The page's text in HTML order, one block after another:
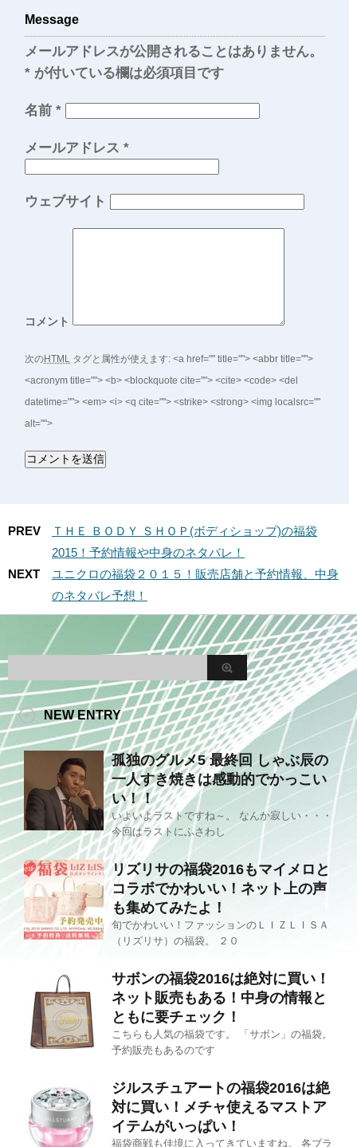
Message
メールアドレスが公開されることはありません。
* が付いている欄は必須項目です
名前 *
メールアドレス *
ウェブサイト
コメント
次のHTML タグと属性が使えます: <a href="" title=""> <abbr title="">
<acronym title=""> <b> <blockquote cite=""> <cite> <code> <del
datetime=""> <em> <i> <q cite=""> <strike> <strong> <img localsrc=""
alt="">
PREV
ＴＨＥ ＢＯＤＹ ＳＨＯＰ(ボディショップ)の福袋
2015！予約情報や中身のネタバレ！
NEXT
ユニクロの福袋２０１５！販売店舗と予約情報、中身
のネタバレ予想！
NEW ENTRY
孤独のグルメ5 最終回 しゃぶ辰の
一人すき焼きは感動的でかっこい
い！！
いよいよラストですね～。 なんか寂しい・・・
今回はラストにふさわし
リズリサの福袋2016もマイメロと
コラボでかわいい！ネット上の声
も集めてみたよ！
旬でかわいい！ファッションのＬＩＺＬＩＳＡ
（リズリサ）の福袋。 ２０
サボンの福袋2016は絶対に買い！
ネット販売もある！中身の情報と
ともに要チェック！
こちらも人気の福袋です。 「サボン」の福袋。
予約販売もあるのです
ジルスチュアートの福袋2016は絶
対に買い！メチャ使えるマストア
イテムがいっぱい！
福袋商戦も佳境に入ってきていますね。 各ブラ